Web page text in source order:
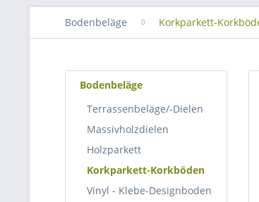
Bodenbeläge Korkparkett-
Bodenbeläge
Terrassenbeläge/-Dielen
Massivholzdielen
Holzparkett
Korkparkett-Korkböden
Vinyl - Klebe-Designboden